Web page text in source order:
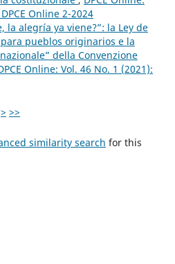
Online 2-2024
la alegría ya viene?”: la Ley de
pueblos originarios e la
della Convenzione
Online: Vol. 46 No. 1 (2021):
> >>
similarity search for this